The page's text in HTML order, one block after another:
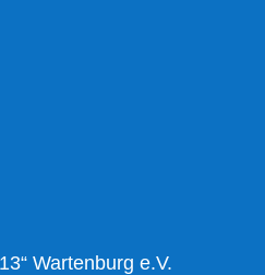
Wartenburg e.V.